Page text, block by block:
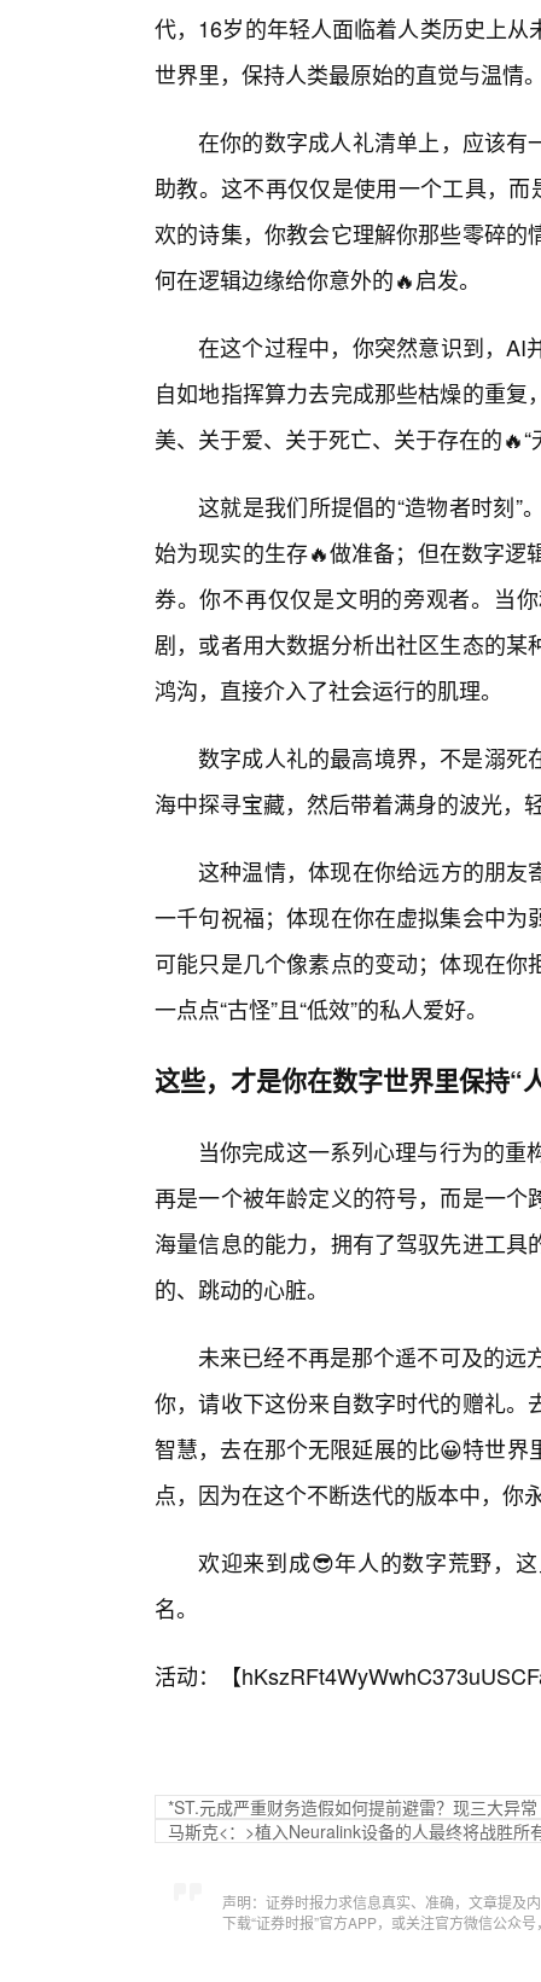
代，16岁的年轻人面临着人类历史上
世界里，保持人类最原始的直觉与温情
在你的数字成人礼清单上，应该
助教。这不再仅仅是使用一个工具，
欢的诗集，你教会它理解你那些零碎
何在逻辑边缘给你意外的🔥启发。
在这个过程中，你突然意识到，AI
自如地指挥算力去完成那些枯燥的重
美、关于爱、关于死亡、关于存在的🔥“
这就是我们所提倡的“造物者时刻
始为现实的生存🔥做准备；但在数字
券。你不再仅仅是文明的旁观者。当
剧，或者用大数据分析出社区生态的
鸿沟，直接介入了社会运行的肌理。
数字成人礼的最高境界，不是溺死
海中探寻宝藏，然后带着满身的波光，
这种温情，体现在你给远方的朋
一千句祝福；体现在你在虚拟集会中
可能只是几个像素点的变动；体现在
一点点“古怪”且“低效”的私人爱好。
这些，才是你在数字世界里保持“
当你完成这一系列心理与行为的
再是一个被年龄定义的符号，而是一
海量信息的能力，拥有了驾驭先进工
的、跳动的心脏。
未来已经不再是那个遥不可及的远
你，请收下这份来自数字时代的赠礼
智慧，去在那个无限延展的比😀特世
点，因为在这个不断迭代的版本中，你
欢迎来到成😎年人的数字荒野，
名。
活动：【
*ST.元成严重财务造假如何提前避雷？现三大异
马斯克<：>植入Neuralink设备的人最终将战胜所
声明：证券时报力求信息真实、准确，文章提及
下载“证券时报”官方APP，或关注官方微信公众